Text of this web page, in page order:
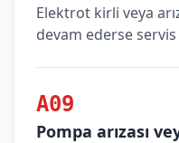
Elektrot kirli veya
devam ederse servis
A09
Pompa arızası